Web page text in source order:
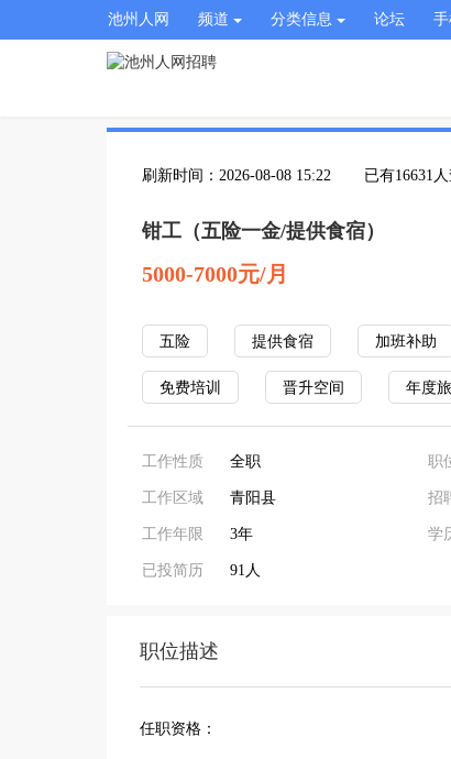
池州人网 频道 分类信息 论坛
刷新时间：2026-08-08 15:22 已有16631
钳工（五险一金/提供食宿）
5000-7000元/月
五险 提供食宿 加班补助
免费培训 晋升空间 年度
工作性质 全职
工作区域 青阳县
工作年限 3年
已投简历 91人
职
招
学
职位描述
任职资格：